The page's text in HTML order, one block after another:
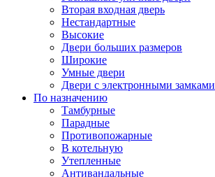
Вторая входная дверь
Нестандартные
Высокие
Двери больших размеров
Широкие
Умные двери
Двери с электронными замками
По назначению
Тамбурные
Парадные
Противопожарные
В котельную
Утепленные
Антивандальные